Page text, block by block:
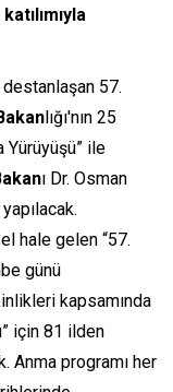
57.
lığı'nın 25
Yürüyüşü” ile
ı Dr. Osman
hale gelen “57.
günü
kapsamında
için 81 ilden
Anma programı her